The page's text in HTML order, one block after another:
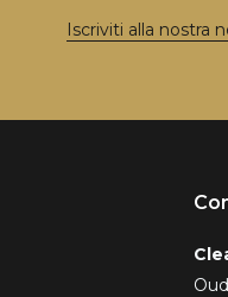
Iscriviti alla nostra